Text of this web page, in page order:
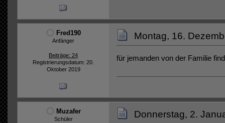
Fred190
Anfänger
Beiträge: 24
Registrierungsdatum: 20.
Oktober 2019
Montag, 16.
für jemanden von der Familie
Muzafer
Schüler Donnerstag, 2.